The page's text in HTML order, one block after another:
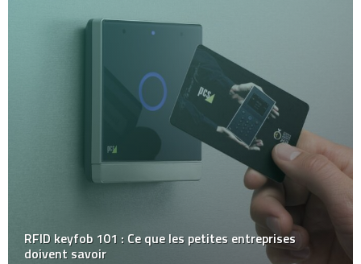
RFID keyfob 101 : Ce que les petites entreprises
doivent savoir